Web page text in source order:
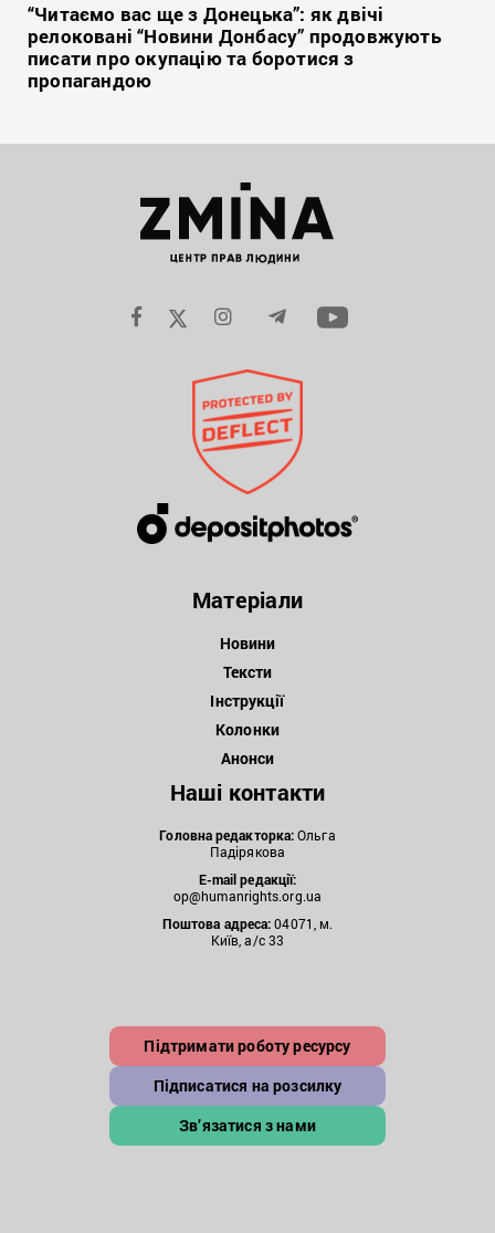
“Читаємо вас ще з Донецька”: як двічі
релоковані “Новини Донбасу” продовжують
писати про окупацію та боротися з
пропагандою
Матеріали
Новини
Тексти
Інструкції
Колонки
Анонси
Наші контакти
Головна редакторка:Ольга
Падірякова
E-mail редакції:
op@humanrights.org.ua
Поштова адреса:04071, м.
Київ, а/с 33
Підтримати роботу ресурсу
Підписатися на розсилку
Зв’язатися з нами